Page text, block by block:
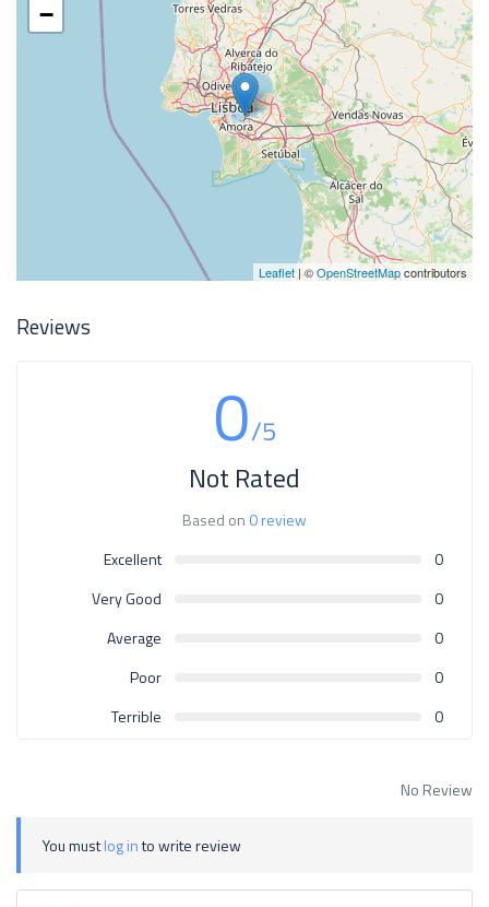
−
Leaflet | ©OpenStreetMapcontributors
Reviews
0/5
Not Rated
Based on 0 review
Excellent
0
Very Good
0
Average
0
Poor
0
Terrible
0
No Review
You mustlog into write review